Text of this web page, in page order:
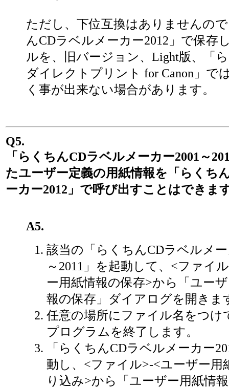
ただし、下位互換はありませんの
んCDラベルメーカー2012」で保存
ルを、旧バージョン、Light版、「
ダイレクトプリント for Canon」で
く事が出来ない場合があります。
Q5.
「らくちんCDラベルメーカー2001～
たユーザー定義の用紙情報を「らくち
ーカー2012」で呼び出すことはできま
A5.
該当の「らくちんCDラベルメー
～2011」を起動して、<ファイ
ー用紙情報の保存>から「ユー
報の保存」ダイアログを開きま
任意の場所にファイル名をつけ
プログラムを終了します。
「らくちんCDラベルメーカー
動し、<ファイル>-<ユーザー用
り込み>から「ユーザー用紙情